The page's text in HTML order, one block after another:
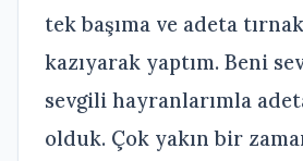
tek başıma ve adeta
kazıyarak yaptım. Beni
sevgili hayranlarımla
olduk. Çok yakın bir